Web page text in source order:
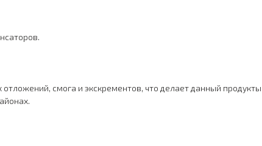
смога и экскрементов, что делает данный